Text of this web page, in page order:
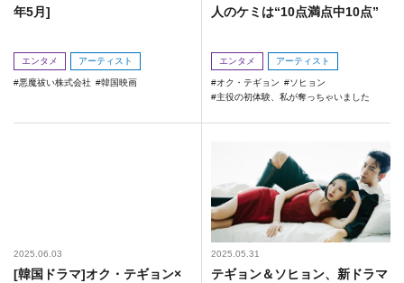
年5月]
エンタメ アーティスト
悪魔祓い株式会社 韓国映画
人のケミは“10点満点中10点”
エンタメ アーティスト
オク・テギョン
ソヒョン
主役の初体験、私が奪っちゃいました
2025.06.03
[韓国ドラマ]オク・テギョン×
2025.05.31
テギョン＆ソヒョン、新ドラマ